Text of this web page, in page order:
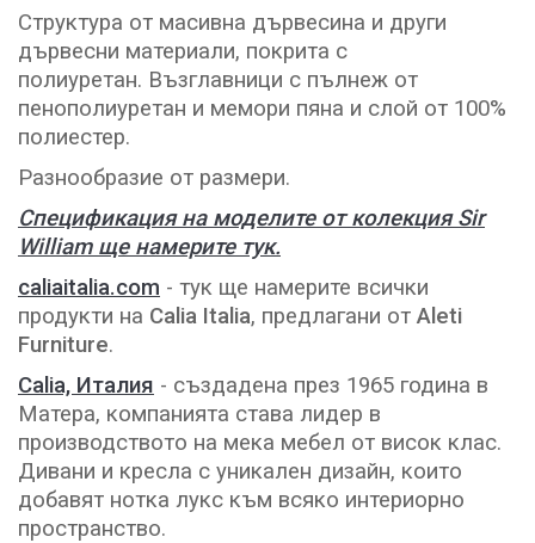
Структура от масивна дървесина и други
дървесни материали, покрита с
полиуретан. Възглавници с пълнеж от
пенополиуретан и мемори пяна и слой от 100%
полиестер.
Разнообразие от размери.
Спецификация на моделите от колекция Sir
William ще намерите тук.
caliaitalia.com - тук ще намерите всички
продукти на Calia Italia, предлагани от Aleti
Furniture.
Calia, Италия - създадена през 1965 година в
Матера, компанията става лидер в
производството на мека мебел от висок клас.
Дивани и кресла с уникален дизайн, които
добавят нотка лукс към всяко интериорно
пространство.